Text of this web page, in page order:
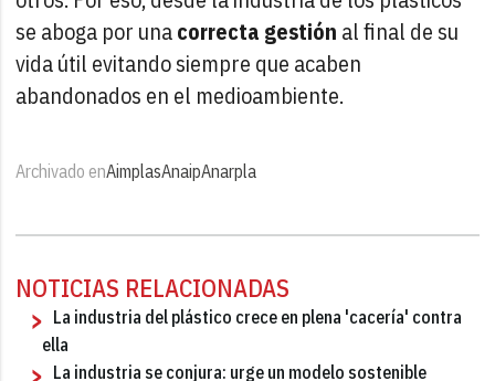
se aboga por unacorrecta gestión al final de su
vida útil evitando siempre que acaben
abandonados en el medioambiente.
Archivado enAimplasAnaipAnarpla
NOTICIAS RELACIONADAS
La industria del plástico crece en plena 'cacería' contra
ella
La industria se conjura: urge un modelo sostenible